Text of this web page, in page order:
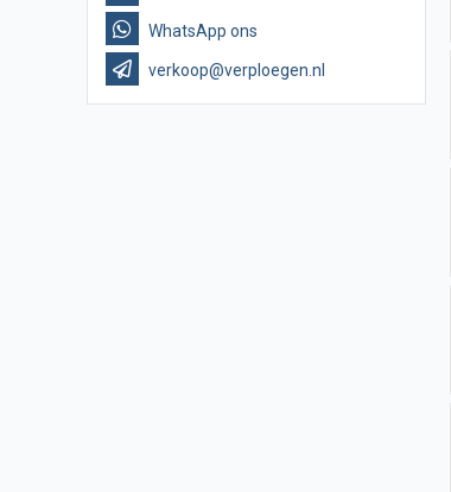
WhatsApp ons
verkoop@verploegen.nl